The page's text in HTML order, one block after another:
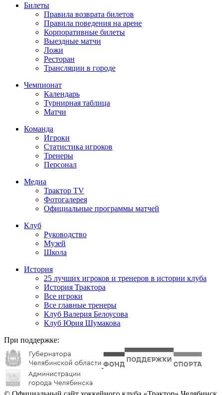
Билеты
Правила возврата билетов
Правила поведения на арене
Корпоративные билеты
Выездные матчи
Ложи
Ресторан
Трансляции в городе
Чемпионат
Календарь
Турнирная таблица
Матчи
Команда
Игроки
Статистика игроков
Тренеры
Персонал
Медиа
Трактор TV
Фотогалерея
Официальные программы матчей
Клуб
Руководство
Музей
Школа
История
25 лучших игроков и тренеров в истории клуба
История Трактора
Все игроки
Все главные тренеры
Клуб Валерия Белоусова
Клуб Юрия Шумакова
При поддержке: